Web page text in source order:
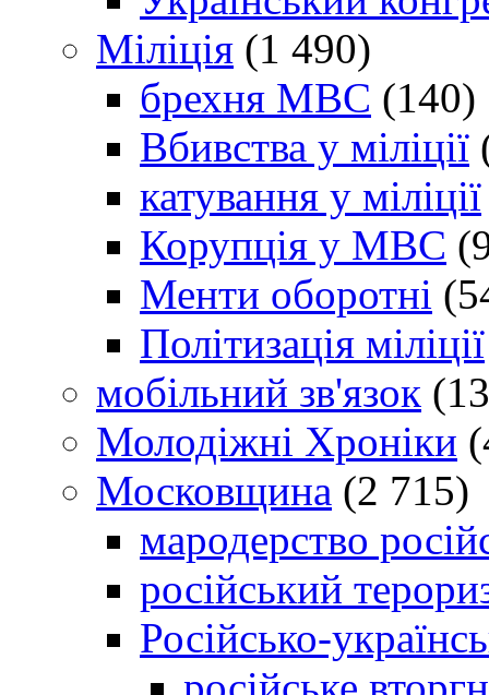
Міліція (1 490)
брехня МВС (140)
Вбивства у міліції
катування у міліції
Корупція у МВС
Менти оборотні
Політизація міліції
мобільний зв'язок
Молодіжні Хроніки
Московщина (2 715)
мародерство
російський
Російсько-